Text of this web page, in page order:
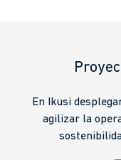
En Ikusi
agilizar la